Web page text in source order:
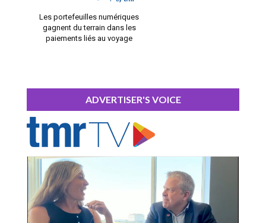
Les portefeuilles numériques
gagnent du terrain dans les
paiements liés au voyage
ADVERTISER'S VOICE